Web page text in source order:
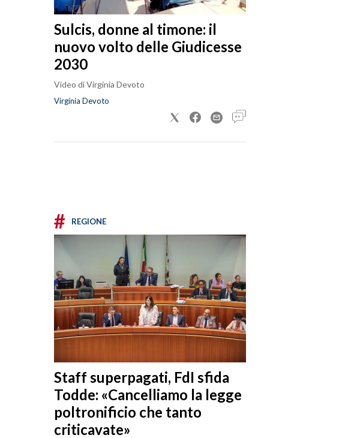
Sulcis, donne al timone: il
nuovo volto delle Giudicesse
2030
Video di Virginia Devoto
Virginia Devoto
# REGIONE
Staff superpagati, FdI sfida
Todde: «Cancelliamo la legge
poltronificio che tanto
criticavate»